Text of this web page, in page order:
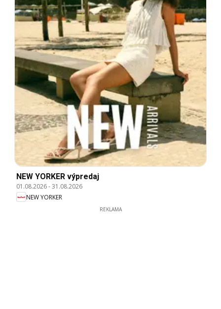
NEW YORKER výpredaj
01.08.2026-31.08.2026
NEW YORKER
REKLAMA